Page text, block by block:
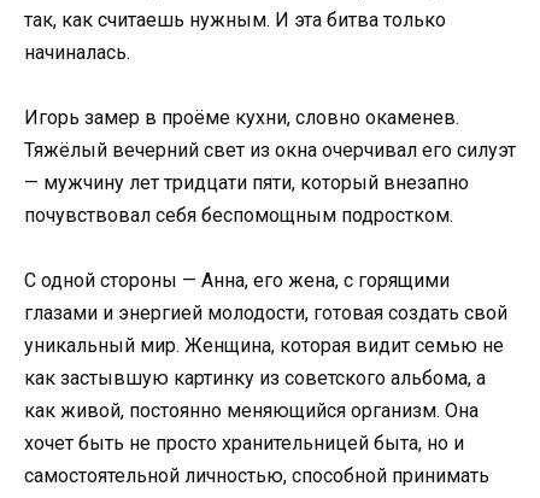
так, как считаешь нужным. И эта битва только
начиналась.
Игорь замер в проёме кухни, словно окаменев.
Тяжёлый вечерний свет из окна очерчивал его силуэт
— мужчину лет тридцати пяти, который внезапно
почувствовал себя беспомощным подростком.
С одной стороны — Анна, его жена, с горящими
глазами и энергией молодости, готовая создать свой
уникальный мир. Женщина, которая видит семью не
как застывшую картинку из советского альбома, а
как живой, постоянно меняющийся организм. Она
хочет быть не просто хранительницей быта, но и
самостоятельной личностью, способной принимать